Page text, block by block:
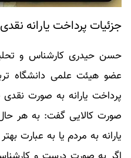
جزئیات پرداخت یارانه
حسن حیدری کارشناس و
عضو هیئت علمی دانشگاه
پرداخت یارانه به صورت نقدی
صورت کالایی گفت: به هر
یارانه به مردم یا به عبارت